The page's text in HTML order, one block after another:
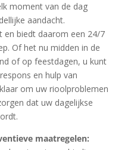
moment van de dag
aandacht.
en biedt daarom een 24/7
Of het nu midden in de
of op feestdagen, u kunt
en hulp van
om uw rioolproblemen
dat uw dagelijkse
maatregelen: